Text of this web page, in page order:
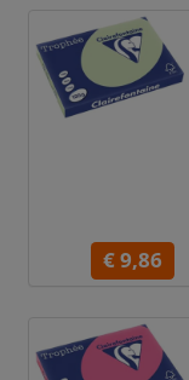
€ 9,86